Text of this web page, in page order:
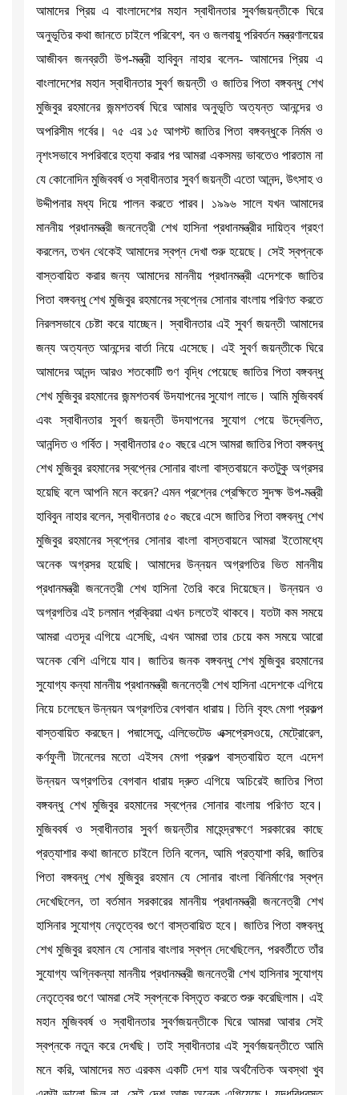
আমাদের প্রিয় এ বাংলাদেশের মহান স্বাধীনতার সুবর্ণজয়ন্তীকে ঘিরে
অনুভূতির কথা জানতে চাইলে পরিবেশ, বন ও জলবায়ু পরিবর্তন মন্ত্রণালয়ের
আজীবন জনব্রতী উপ-মন্ত্রী হাবিবুন নাহার বলেন- আমাদের প্রিয় এ
বাংলাদেশের মহান স্বাধীনতার সুবর্ণ জয়ন্তী ও জাতির পিতা বঙ্গবন্ধু শেখ
মুজিবুর রহমানের জন্মশতবর্ষ ঘিরে আমার অনুভূতি অত্যন্ত আনন্দের ও
অপরিসীম গর্বের। ৭৫ এর ১৫ আগস্ট জাতির পিতা বঙ্গবন্ধুকে নির্মম ও
নৃশংসভাবে সপরিবারে হত্যা করার পর আমরা একসময় ভাবতেও পারতাম না
যে কোনোদিন মুজিববর্ষ ও স্বাধীনতার সুবর্ণ জয়ন্তী এতো আনন্দ, উৎসাহ ও
উদ্দীপনার মধ্য দিয়ে পালন করতে পারব। ১৯৯৬ সালে যখন আমাদের
মাননীয় প্রধানমন্ত্রী জননেত্রী শেখ হাসিনা প্রধানমন্ত্রীর দায়িত্ব গ্রহণ
করলেন, তখন থেকেই আমাদের স্বপ্ন দেখা শুরু হয়েছে। সেই স্বপ্নকে
বাস্তবায়িত করার জন্য আমাদের মাননীয় প্রধানমন্ত্রী এদেশকে জাতির
পিতা বঙ্গবন্ধু শেখ মুজিবুর রহমানের স্বপ্নের সোনার বাংলায় পরিণত করতে
নিরলসভাবে চেষ্টা করে যাচ্ছেন। স্বাধীনতার এই সুবর্ণ জয়ন্তী আমাদের
জন্য অত্যন্ত আনন্দের বার্তা নিয়ে এসেছে। এই সুবর্ণ জয়ন্তীকে ঘিরে
আমাদের আনন্দ আরও শতকোটি গুণ বৃদ্ধি পেয়েছে জাতির পিতা বঙ্গবন্ধু
শেখ মুজিবুর রহমানের জন্মশতবর্ষ উদযাপনের সুযোগ লাভে। আমি মুজিববর্ষ
এবং স্বাধীনতার সুবর্ণ জয়ন্তী উদযাপনের সুযোগ পেয়ে উদ্বেলিত,
আনন্দিত ও গর্বিত। স্বাধীনতার ৫০ বছরে এসে আমরা জাতির পিতা বঙ্গবন্ধু
শেখ মুজিবুর রহমানের স্বপ্নের সোনার বাংলা বাস্তবায়নে কতটুকু অগ্রসর
হয়েছি বলে আপনি মনে করেন? এমন প্রশ্নের প্রেক্ষিতে সুদক্ষ উপ-মন্ত্রী
হাবিবুন নাহার বলেন, স্বাধীনতার ৫০ বছরে এসে জাতির পিতা বঙ্গবন্ধু শেখ
মুজিবুর রহমানের স্বপ্নের সোনার বাংলা বাস্তবায়নে আমরা ইতোমধ্যে
অনেক অগ্রসর হয়েছি। আমাদের উন্নয়ন অগ্রগতির ভিত মাননীয়
প্রধানমন্ত্রী জননেত্রী শেখ হাসিনা তৈরি করে দিয়েছেন। উন্নয়ন ও
অগ্রগতির এই চলমান প্রক্রিয়া এখন চলতেই থাকবে। যতটা কম সময়ে
আমরা এতদূর এগিয়ে এসেছি, এখন আমরা তার চেয়ে কম সময়ে আরো
অনেক বেশি এগিয়ে যাব। জাতির জনক বঙ্গবন্ধু শেখ মুজিবুর রহমানের
সুযোগ্য কন্যা মাননীয় প্রধানমন্ত্রী জননেত্রী শেখ হাসিনা এদেশকে এগিয়ে
নিয়ে চলেছেন উন্নয়ন অগ্রগতির বেগবান ধারায়। তিনি বৃহৎ মেগা প্রকল্প
বাস্তবায়িত করছেন। পদ্মাসেতু, এলিভেটেড এক্সপ্রেসওয়ে, মেট্রোরেল,
কর্ণফুলী টানেলের মতো এইসব মেগা প্রকল্প বাস্তবায়িত হলে এদেশ
উন্নয়ন অগ্রগতির বেগবান ধারায় দ্রুত এগিয়ে অচিরেই জাতির পিতা
বঙ্গবন্ধু শেখ মুজিবুর রহমানের স্বপ্নের সোনার বাংলায় পরিণত হবে।
মুজিববর্ষ ও স্বাধীনতার সুবর্ণ জয়ন্তীর মাহেন্দ্রক্ষণে সরকারের কাছে
প্রত্যাশার কথা জানতে চাইলে তিনি বলেন, আমি প্রত্যাশা করি, জাতির
পিতা বঙ্গবন্ধু শেখ মুজিবুর রহমান যে সোনার বাংলা বিনির্মাণের স্বপ্ন
দেখেছিলেন, তা বর্তমান সরকারের মাননীয় প্রধানমন্ত্রী জননেত্রী শেখ
হাসিনার সুযোগ্য নেতৃত্বের গুণে বাস্তবায়িত হবে। জাতির পিতা বঙ্গবন্ধু
শেখ মুজিবুর রহমান যে সোনার বাংলার স্বপ্ন দেখেছিলেন, পরবর্তীতে তাঁর
সুযোগ্য অগ্নিকন্যা মাননীয় প্রধানমন্ত্রী জননেত্রী শেখ হাসিনার সুযোগ্য
নেতৃত্বের গুণে আমরা সেই স্বপ্নকে বিস্তৃত করতে শুরু করেছিলাম। এই
মহান মুজিববর্ষ ও স্বাধীনতার সুবর্ণজয়ন্তীকে ঘিরে আমরা আবার সেই
স্বপ্নকে নতুন করে দেখছি। তাই স্বাধীনতার এই সুবর্ণজয়ন্তীতে আমি
মনে করি, আমাদের মত এরকম একটি দেশ যার অর্থনৈতিক অবস্থা খুব